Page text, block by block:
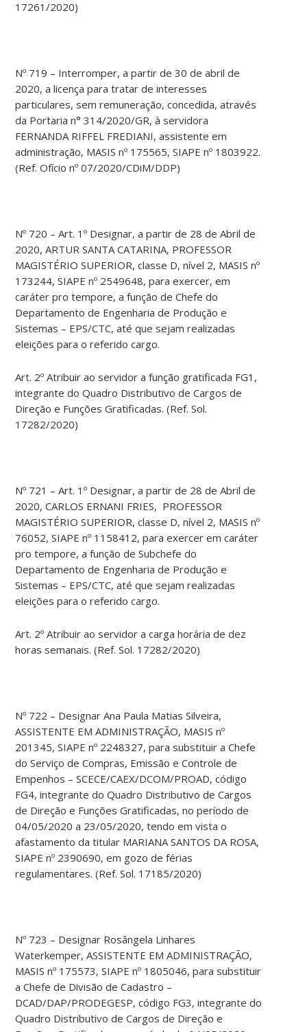
17261/2020)
Nº 719 – Interromper, a partir de 30 de abril de
2020, a licença para tratar de interesses
particulares, sem remuneração, concedida, através
da Portaria n° 314/2020/GR, à servidora
FERNANDA RIFFEL FREDIANI, assistente em
administração, MASIS nº 175565, SIAPE nº 1803922.
(Ref. Ofício nº 07/2020/CDiM/DDP)
Nº 720 – Art. 1º Designar, a partir de 28 de Abril de
2020, ARTUR SANTA CATARINA, PROFESSOR
MAGISTÉRIO SUPERIOR, classe D, nível 2, MASIS nº
173244, SIAPE nº 2549648, para exercer, em
caráter pro tempore, a função de Chefe do
Departamento de Engenharia de Produção e
Sistemas – EPS/CTC, até que sejam realizadas
eleições para o referido cargo.
Art. 2º Atribuir ao servidor a função gratificada FG1,
integrante do Quadro Distributivo de Cargos de
Direção e Funções Gratificadas. (Ref. Sol.
17282/2020)
Nº 721 – Art. 1º Designar, a partir de 28 de Abril de
2020, CARLOS ERNANI FRIES, PROFESSOR
MAGISTÉRIO SUPERIOR, classe D, nível 2, MASIS nº
76052, SIAPE nº 1158412, para exercer em caráter
pro tempore, a função de Subchefe do
Departamento de Engenharia de Produção e
Sistemas – EPS/CTC, até que sejam realizadas
eleições para o referido cargo.
Art. 2º Atribuir ao servidor a carga horária de dez
horas semanais. (Ref. Sol. 17282/2020)
Nº 722 – Designar Ana Paula Matias Silveira,
ASSISTENTE EM ADMINISTRAÇÃO, MASIS nº
201345, SIAPE nº 2248327, para substituir a Chefe
do Serviço de Compras, Emissão e Controle de
Empenhos – SCECE/CAEX/DCOM/PROAD, código
FG4, integrante do Quadro Distributivo de Cargos
de Direção e Funções Gratificadas, no período de
04/05/2020 a 23/05/2020, tendo em vista o
afastamento da titular MARIANA SANTOS DA ROSA,
SIAPE nº 2390690, em gozo de férias
regulamentares. (Ref. Sol. 17185/2020)
Nº 723 – Designar Rosângela Linhares
Waterkemper, ASSISTENTE EM ADMINISTRAÇÃO,
MASIS nº 175573, SIAPE nº 1805046, para substituir
a Chefe de Divisão de Cadastro –
DCAD/DAP/PRODEGESP, código FG3, integrante do
Quadro Distributivo de Cargos de Direção e